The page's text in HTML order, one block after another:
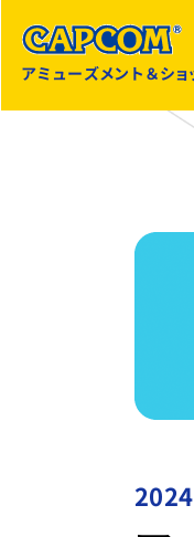
アミューズメント＆ショ